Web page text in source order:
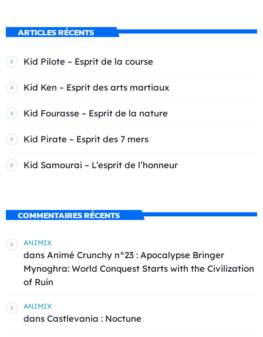
ARTICLES RÉCENTS
Kid Pilote – Esprit de la course
Kid Ken – Esprit des arts martiaux
Kid Fourasse – Esprit de la nature
Kid Pirate – Esprit des 7 mers
Kid Samourai – L’esprit de l’honneur
COMMENTAIRES RÉCENTS
ANIMIX
dans Animé Crunchy n°23 : Apocalypse Bringer
Mynoghra: World Conquest Starts with the Civilization
of Ruin
ANIMIX
dans Castlevania : Noctune